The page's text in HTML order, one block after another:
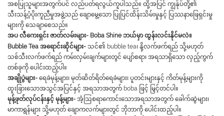
အစပြုသူများအတွက်ပင် လည်ပတ်ရလွယ်ကူပါသည်။ ထို့အပြင် ကျွန်ုပ်တို့၏
သီးသန့်ပံ့ပိုးကူညီမှုအဖွဲ့သည် ချောမွေ့သော ပြုပြင်ထိန်းသိမ်းမှုနှင့် ပြဿနာဖြေရှင်းမှု
များကို သေချာစေသည်။
အပ လီကေးရှင်း ဇာတ်လမ်းများ- Boba Shine ဘယ်မှာ ထွန်းလင်းနိုင်မလဲ။
Bubble Tea အရောင်းဆိုင်များ- သင်၏ bubble tea၊ နို့လက်ဖက်ရည် သို့မဟုတ်
သစ်သီးလက်ဖက်ရည် ကမ်းလှမ်းချက်များတွင် ပျော်စရာ၊ အရသာရှိသော လှည့်ကွက်
တစ်ခုကို ပေါင်းထည့်ပါ။
အချိုပွဲများ- ရေခဲမုန့်များ၊ မုတ်ဆိတ်ရိတ်ရေခဲများ၊ ပူတင်းများနှင့် ကိတ်မုန့်များကို
ထူးခြားသောအသွင်အပြင်နှင့် အရသာအတွက် boba ဖြင့် မြှင့်တင်ပါ။
မုန့်ဖုတ်လုပ်ငန်းနှင့် မုန့်များ- အံ့သြစရာကောင်းသောအရသာအတွက် ခေါက်ဆွဲများ၊
မာကာရွန်များ သို့မဟုတ် ချောကလက်များတွင် ဘိုဘာကို ပေါင်းထည့်ပါ။